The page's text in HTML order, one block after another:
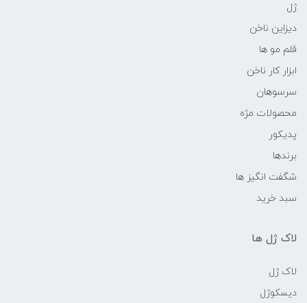
ژل
دیزاین ناخن
قلم مو ها
ابزار کار ناخن
سرسوهان
محصولات مژه
پدیکور
برندها
شگفت انگیز ها
سبد خرید
لاک ژل ها
لاک ژل
دیسکوژل